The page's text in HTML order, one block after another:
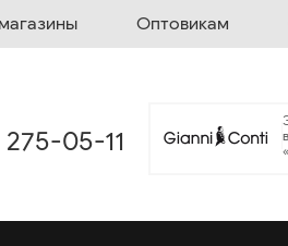
Оптовикам
05-11